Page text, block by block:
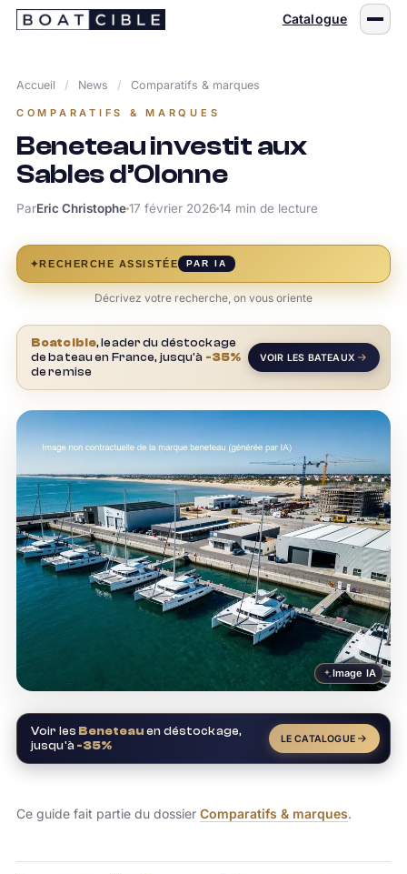
Passer
Catalogue
Accueil / News / Comparatifs & marques
COMPARATIFS & MARQUES
Beneteau investit aux
Sables d’Olonne
ParEric Christophe17 février 202614 min de lecture
✦RECHERCHE ASSISTÉE PAR IA
Décrivez votre recherche, on vous oriente
Boatcible, leader du déstockage
de bateau en France, jusqu'à -35%
de remise
VOIR LES BATEAUX
Image IA
Voir les Beneteau en déstockage,
jusqu'à -35% LE CATALOGUE
Ce guide fait partie du dossier Comparatifs & marques.